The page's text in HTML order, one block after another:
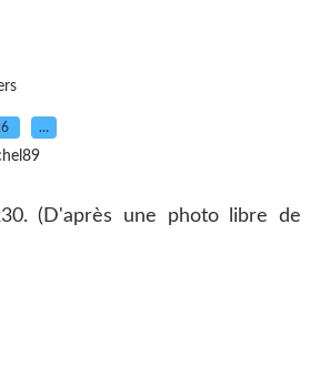
…
(D'après une photo libre